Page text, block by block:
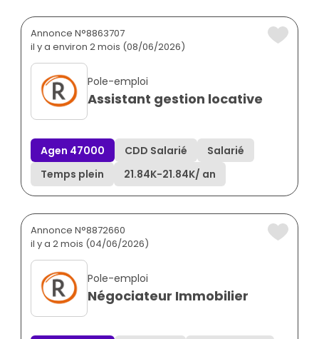
Annonce N°8863707
il y a environ 2 mois (08/06/2026)
Pole-emploi
Assistant gestion locative
Agen 47000 CDD Salarié
Salarié
Temps plein
21.84K-21.84K/ an
Annonce N°8872660
il y a 2 mois (04/06/2026)
Pole-emploi
Négociateur Immobilier